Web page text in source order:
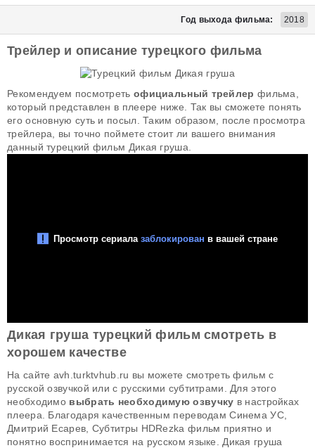
Год выхода фильма: 2018
Трейлер и описание турецкого фильма
Рекомендуем посмотреть официальный трейлер фильма,
который представлен в плеере ниже. Так вы сможете понять
его основную суть и посыл. Таким образом, после просмотра
трейлера, вы точно поймете стоит ли вашего внимания
данный турецкий фильм Дикая груша.
Дикая груша турецкий фильм смотреть в
хорошем качестве
На сайте avh.turktvhub.ru вы можете смотреть фильм с
русской озвучкой или с русскими субтитрами. Для этого
необходимо выбрать необходимую озвучку в настройках
плеера. Благодаря качественным переводам Синема УС,
Дмитрий Есарев, Субтитры HDRezka фильм приятно и
понятно воспринимается на русском языке. Дикая груша